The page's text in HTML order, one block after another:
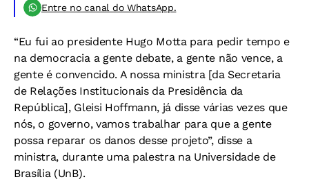
Entre no canal do WhatsApp.
“Eu fui ao presidente Hugo Motta para pedir tempo e
na democracia a gente debate, a gente não vence, a
gente é convencido. A nossa ministra [da Secretaria
de Relações Institucionais da Presidência da
República], Gleisi Hoffmann, já disse várias vezes que
nós, o governo, vamos trabalhar para que a gente
possa reparar os danos desse projeto”, disse a
ministra, durante uma palestra na Universidade de
Brasília (UnB).